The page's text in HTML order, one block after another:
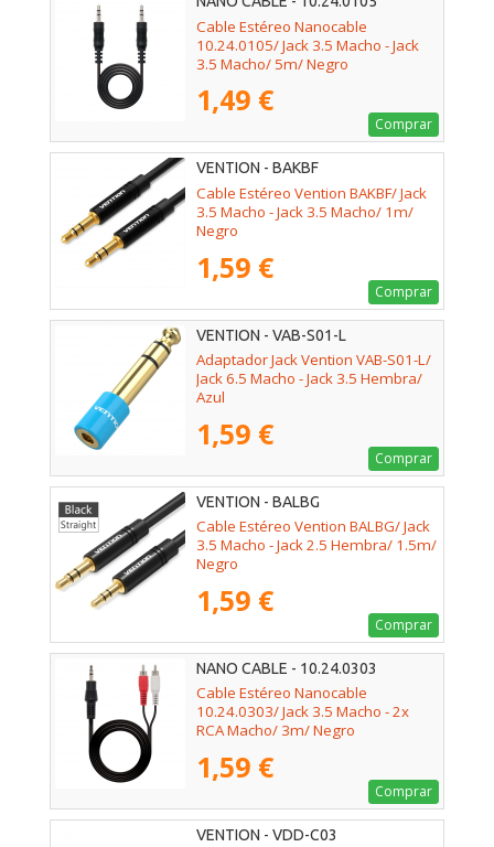
Cable Estéreo Nanocable
10.24.0105/ Jack 3.5 Macho - Jack
3.5 Macho/ 5m/ Negro
1,49 €
Comprar
VENTION - BAKBF
Cable Estéreo Vention BAKBF/ Jack
3.5 Macho - Jack 3.5 Macho/ 1m/
Negro
1,59 €
Comprar
VENTION - VAB-S01-L
Adaptador Jack Vention VAB-S01-L/
Jack 6.5 Macho - Jack 3.5 Hembra/
Azul
1,59 €
Comprar
VENTION - BALBG
Cable Estéreo Vention BALBG/ Jack
3.5 Macho - Jack 2.5 Hembra/ 1.5m/
Negro
1,59 €
Comprar
NANO CABLE - 10.24.0303
Cable Estéreo Nanocable
10.24.0303/ Jack 3.5 Macho - 2x
RCA Macho/ 3m/ Negro
1,59 €
Comprar
VENTION - VDD-C03